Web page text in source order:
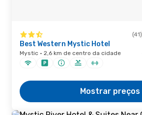
(41)
Best Western Mystic Hotel
Mystic · 2,6 km de centro da cidade
Mostrar preços